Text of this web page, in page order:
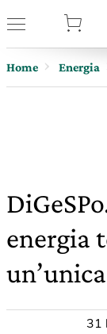
Home Energia
energia
31